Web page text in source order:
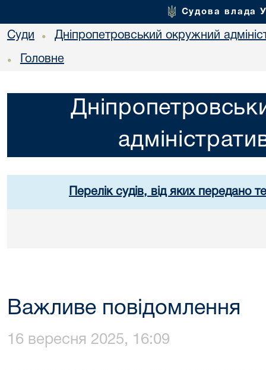
Судова влада
Суди • Дніпропетровський окружний
• Головне
Перелік судів, від яких передано
Важливе повідомлення
16 вересня 2025, 16:09